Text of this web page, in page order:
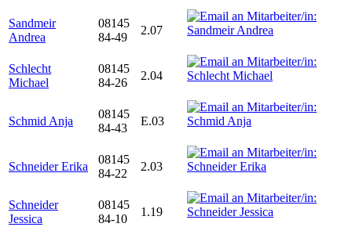
Sandmeir
Andrea
08145
84-49
2.07
Schlecht
Michael
08145
84-26
2.04
Schmid Anja
08145
84-43
E.03
Schneider Erika
08145
84-22
2.03
Schneider
Jessica
08145
84-10
1.19